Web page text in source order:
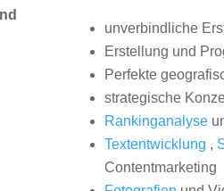
unverbindliche
Erstellung und
Perfekte
strategische
Rankinganalyse
Textentwicklung ,
Contentmarketing